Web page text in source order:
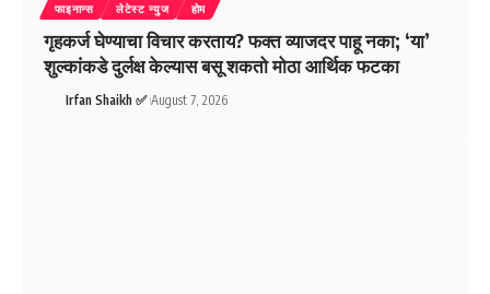
फाइनान्स लेटेस्ट न्युज होम
गृहकर्ज घेण्याचा विचार करताय? फक्त व्याजदर पाहू नका; ‘या’
शुल्कांकडे दुर्लक्ष केल्यास बसू शकतो मोठा आर्थिक फटका
Irfan Shaikh ✅ August 7, 2026